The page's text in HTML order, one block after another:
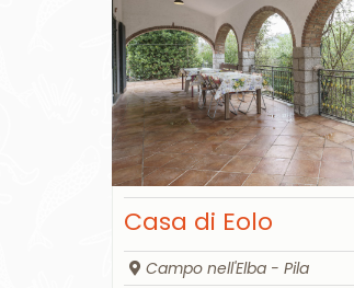
Casa di Eolo
Campo nell'Elba - Pila